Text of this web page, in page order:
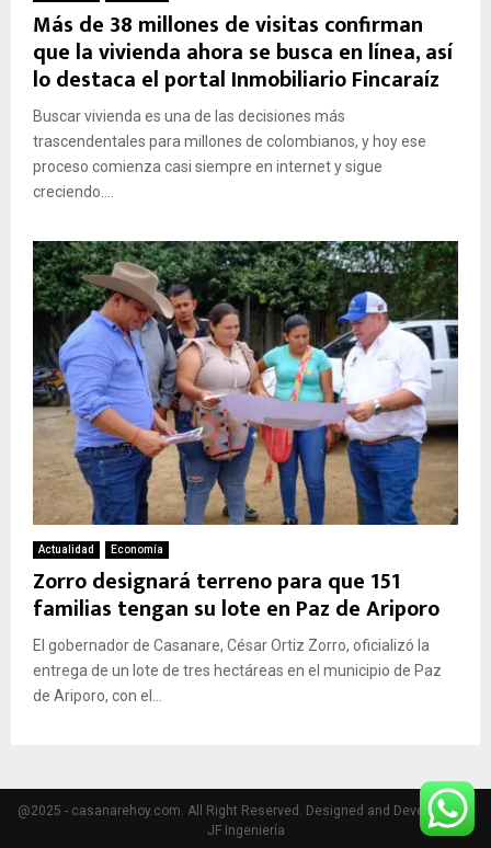
Más de 38 millones de visitas confirman
que la vivienda ahora se busca en línea, así
lo destaca el portal Inmobiliario Fincaraíz
Buscar vivienda es una de las decisiones más
trascendentales para millones de colombianos, y hoy ese
proceso comienza casi siempre en internet y sigue
creciendo....
Actualidad Economía
Zorro designará terreno para que 151
familias tengan su lote en Paz de Ariporo
El gobernador de Casanare, César Ortiz Zorro, oficializó la
entrega de un lote de tres hectáreas en el municipio de Paz
de Ariporo, con el...
@2025 - casanarehoy.com. All Right Reserved. Designed and Developed by
JF Ingeniería